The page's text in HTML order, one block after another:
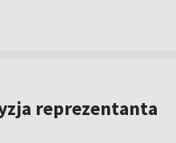
reprezentanta